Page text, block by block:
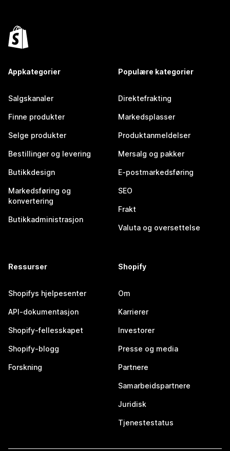
Appkategorier
Salgskanaler
Finne produkter
Selge produkter
Bestillinger og levering
Butikkdesign
Markedsføring og
konvertering
Butikkadministrasjon
Populære kategorier
Direktefrakting
Markedsplasser
Produktanmeldelser
Mersalg og pakker
E-postmarkedsføring
SEO
Frakt
Valuta og oversettelse
Ressurser
Shopifys hjelpesenter
API-dokumentasjon
Shopify-fellesskapet
Shopify-blogg
Forskning
Shopify
Om
Karrierer
Investorer
Presse og media
Partnere
Samarbeidspartnere
Juridisk
Tjenestestatus